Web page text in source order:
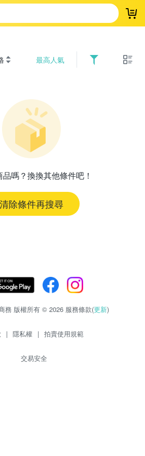
登
最高人氣
嗎？換換其他條件吧！
清除條件再搜尋
務 版權所有 © 2026 服務條款(更新)
| 隱私權 | 拍賣使用規範
交易安全